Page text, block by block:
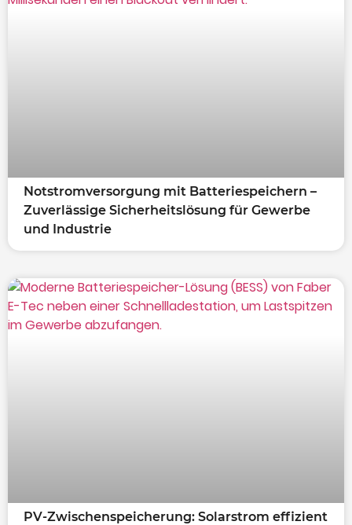
Notstromversorgung mit Batteriespeichern –
Zuverlässige Sicherheitslösung für Gewerbe
und Industrie
PV-Zwischenspeicherung: Solarstrom effizient